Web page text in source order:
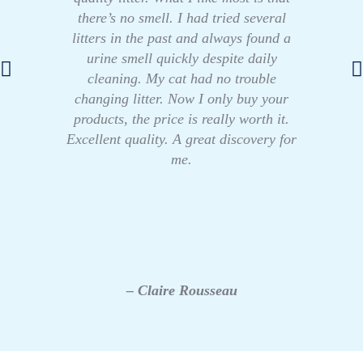
there’s no smell. I had tried several
litters in the past and always found a
urine smell quickly despite daily
cleaning. My cat had no trouble
changing litter. Now I only buy your
products, the price is really worth it.
Excellent quality. A great discovery for
me.
– Claire Rousseau